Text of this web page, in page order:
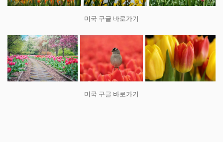
미국 구글 바로가기
미국 구글 바로가기